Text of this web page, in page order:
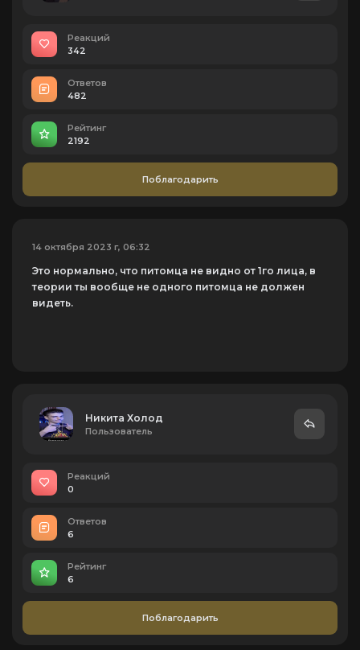
Реакций
342
Ответов
482
Рейтинг
2192
Поблагодарить
14 октября 2023 г, 06:32
Это нормально, что питомца не видно от 1го лица, в
теории ты вообще не одного питомца не должен
видеть.
Никита Холод
Пользователь
Реакций
0
Ответов
6
Рейтинг
6
Поблагодарить